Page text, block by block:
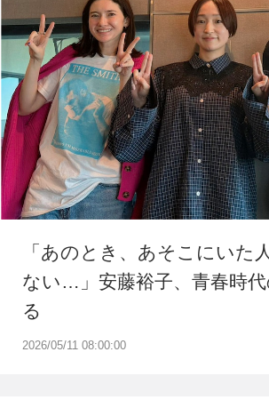
2026/05/11 08:00:00
「あのとき、あそこにいた
ない…」安藤裕子、青春時
る